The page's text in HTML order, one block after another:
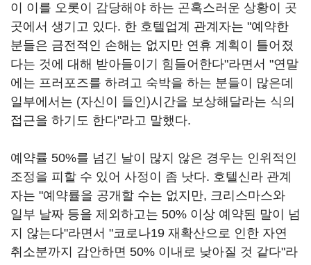
이 이를 오롯이 감당해야 하는 곤혹스러운 상황이 곳
곳에서 생기고 있다. 한 호텔업계 관계자는 "예약한
분들은 금전적인 손해는 없지만 연휴 계획이 틀어졌
다는 것에 대해 받아들이기 힘들어한다"라면서 "연말
에는 프러포즈를 하려고 숙박을 하는 분들이 많은데
일부에서는 (자신이 들인)시간을 보상해달라는 식의
접근을 하기도 한다"라고 말했다.
예약률 50%를 넘긴 날이 많지 않은 경우는 인위적인
조정을 피할 수 있어 사정이 좀 낫다. 호텔신라 관계
자는 "예약률을 공개할 수는 없지만, 크리스마스와
일부 날짜 등을 제외하고는 50% 이상 예약된 말이 넘
지 않는다"라면서 "코로나19 재확산으로 인한 자연
취소분까지 감안하면 50% 이내로 낮아질 것 같다"라